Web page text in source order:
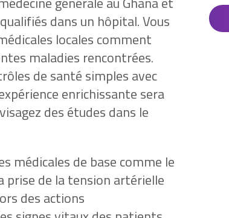
dans un hôpital. Vous
locales comment
maladies rencontrées.
de santé simples avec
enrichissante sera
des études dans le
médicales de base comme le
prise de la tension artérielle
des actions